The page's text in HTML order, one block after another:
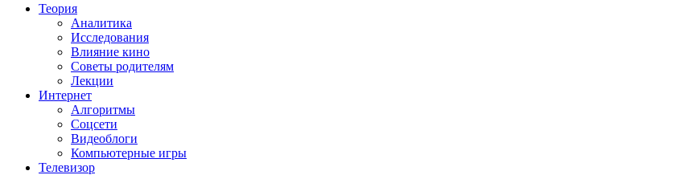
Теория
Аналитика
Исследования
Влияние кино
Советы родителям
Лекции
Интернет
Алгоритмы
Соцсети
Видеоблоги
Компьютерные игры
Телевизор